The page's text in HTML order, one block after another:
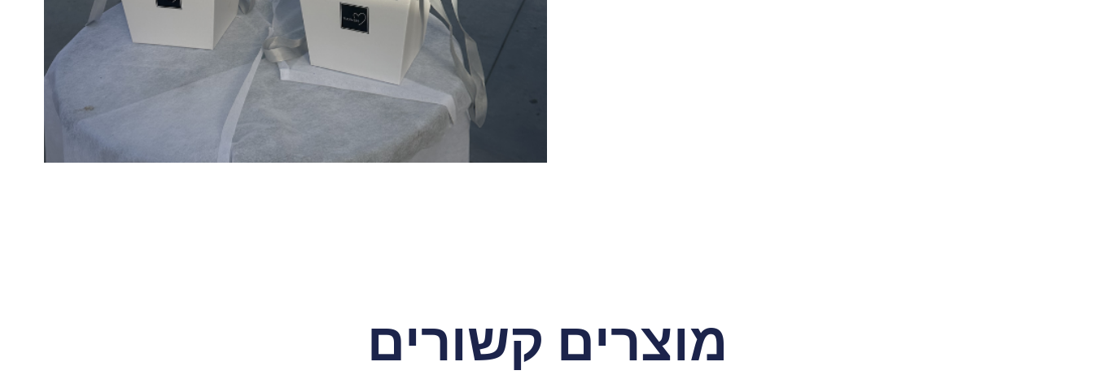
מוצרים קשורים